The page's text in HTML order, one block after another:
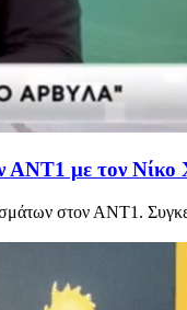
με τον Νίκο
στον ΑΝΤ1.